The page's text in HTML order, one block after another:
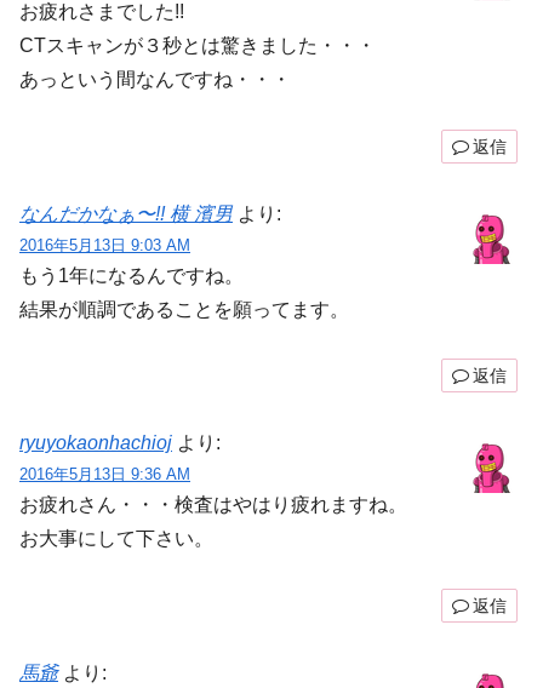
お疲れさまでした!!
CTスキャンが３秒とは驚きました・・・
あっという間なんですね・・・
返信
なんだかなぁ〜!! 横 濱男 より:
2016年5月13日 9:03 AM
もう1年になるんですね。
結果が順調であることを願ってます。
返信
ryuyokaonhachioj より:
2016年5月13日 9:36 AM
お疲れさん・・・検査はやはり疲れますね。
お大事にして下さい。
返信
馬爺 より: